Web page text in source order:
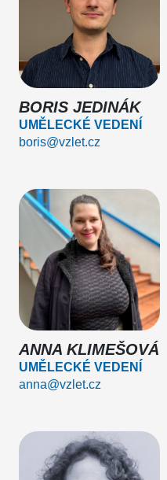
BORIS JEDINÁK
UMĚLECKÉ VEDENÍ
boris@vzlet.cz
ANNA KLIMEŠOVÁ
UMĚLECKÉ VEDENÍ
anna@vzlet.cz